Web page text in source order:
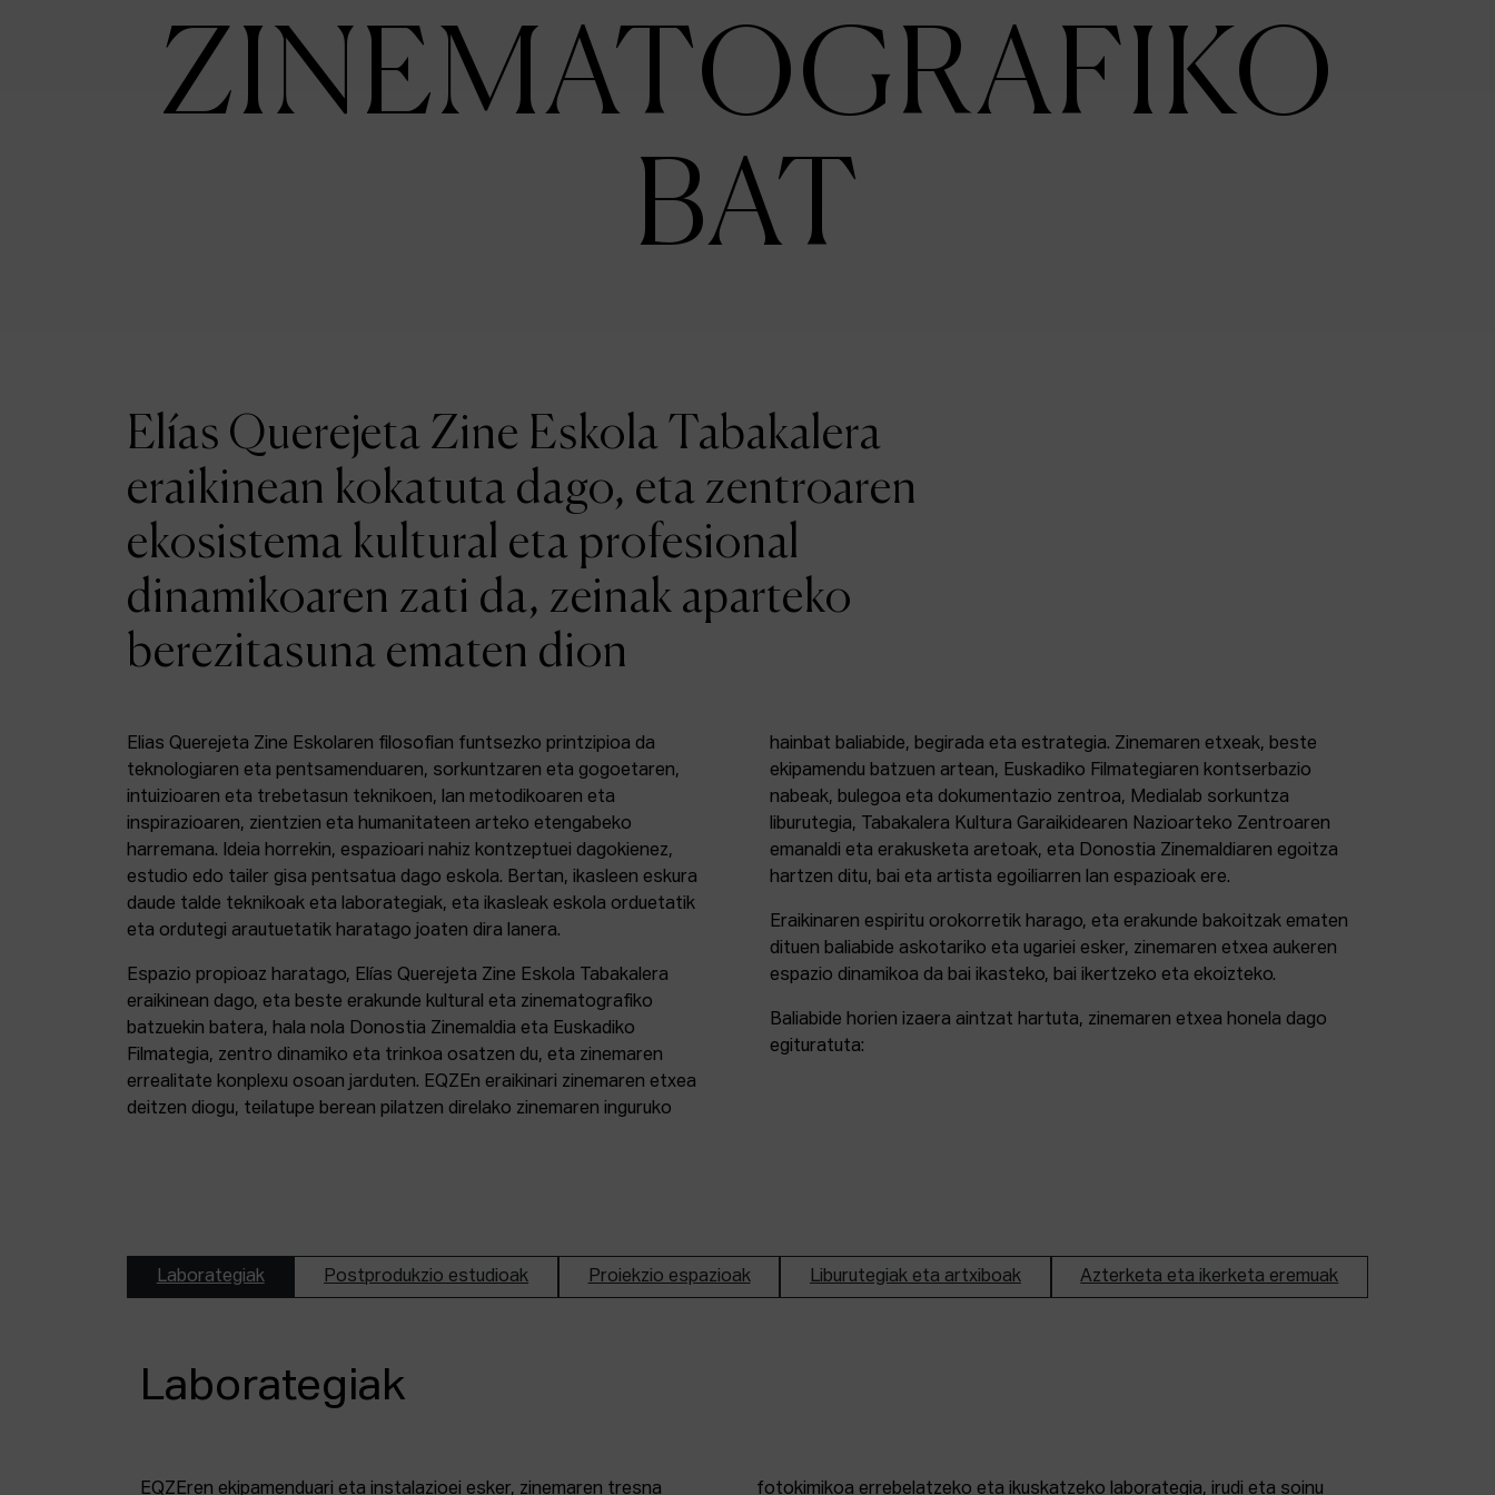
ZINEMATOGRAFIKO
BAT
Elías Querejeta Zine Eskola Tabakalera
eraikinean kokatuta dago, eta zentroaren
ekosistema kultural eta profesional
dinamikoaren zati da, zeinak aparteko
berezitasuna ematen dion
Elias Querejeta Zine Eskolaren filosofian funtsezko printzipioa da
teknologiaren eta pentsamenduaren, sorkuntzaren eta gogoetaren,
intuizioaren eta trebetasun teknikoen, lan metodikoaren eta
inspirazioaren, zientzien eta humanitateen arteko etengabeko
harremana. Ideia horrekin, espazioari nahiz kontzeptuei dagokienez,
estudio edo tailer gisa pentsatua dago eskola. Bertan, ikasleen eskura
daude talde teknikoak eta laborategiak, eta ikasleak eskola orduetatik
eta ordutegi arautuetatik haratago joaten dira lanera.
Espazio propioaz haratago, Elías Querejeta Zine Eskola Tabakalera
eraikinean dago, eta beste erakunde kultural eta zinematografiko
batzuekin batera, hala nola Donostia Zinemaldia eta Euskadiko
Filmategia, zentro dinamiko eta trinkoa osatzen du, eta zinemaren
errealitate konplexu osoan jarduten. EQZEn eraikinari zinemaren etxea
deitzen diogu, teilatupe berean pilatzen direlako zinemaren inguruko
hainbat baliabide, begirada eta estrategia. Zinemaren etxeak, beste
ekipamendu batzuen artean, Euskadiko Filmategiaren kontserbazio
nabeak, bulegoa eta dokumentazio zentroa, Medialab sorkuntza
liburutegia, Tabakalera Kultura Garaikidearen Nazioarteko Zentroaren
emanaldi eta erakusketa aretoak, eta Donostia Zinemaldiaren egoitza
hartzen ditu, bai eta artista egoiliarren lan espazioak ere.
Eraikinaren espiritu orokorretik harago, eta erakunde bakoitzak ematen
dituen baliabide askotariko eta ugariei esker, zinemaren etxea aukeren
espazio dinamikoa da bai ikasteko, bai ikertzeko eta ekoizteko.
Baliabide horien izaera aintzat hartuta, zinemaren etxea honela dago
egituratuta:
Laborategiak Postprodukzio estudioak Proiekzio espazioak Liburutegiak eta artxiboak Azterketa eta ikerketa eremuak
Laborategiak
EQZEren ekipamenduari eta instalazioei esker, zinemaren tresna
fotokimikoa errebelatzeko eta ikuskatzeko laborategia, irudi eta soinu